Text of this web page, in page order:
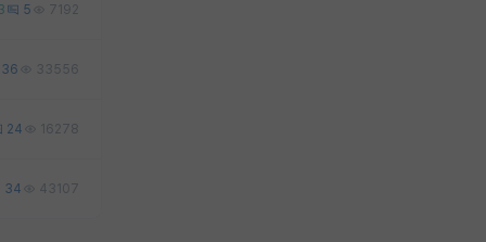
5 7192
36 33556
24 16278
34 43107